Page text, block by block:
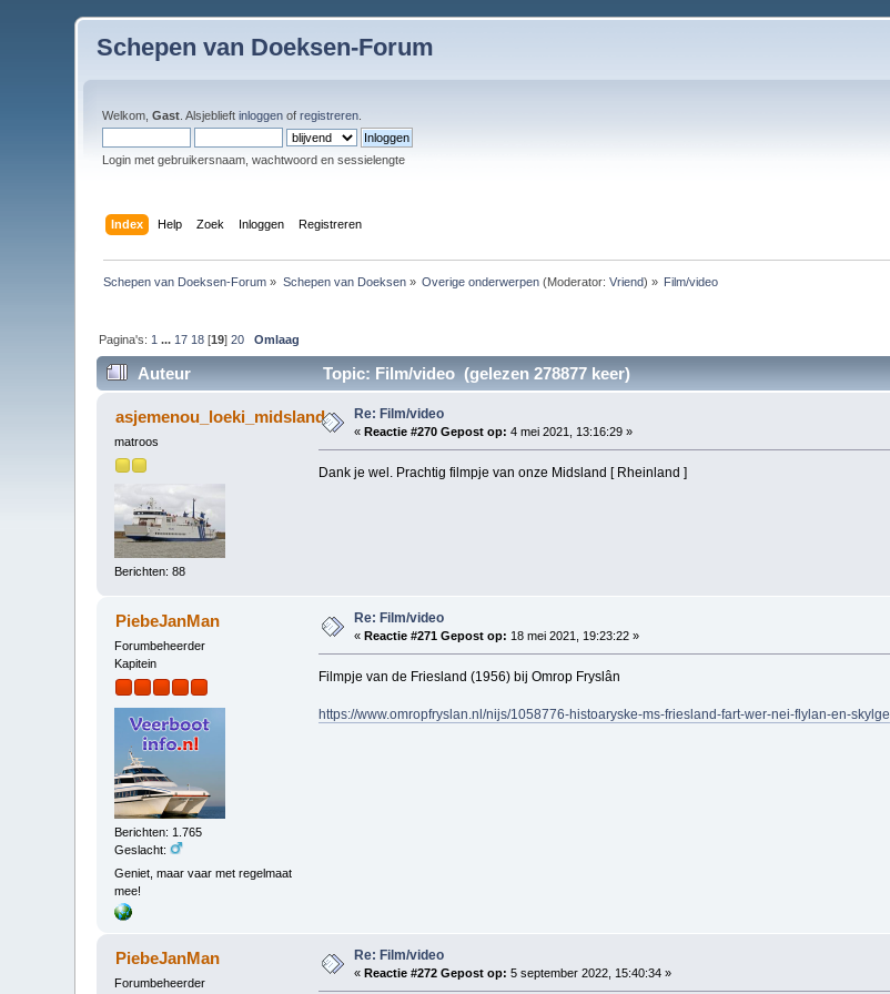
Schepen van Doeksen-Forum
Welkom,Gast . Alsjeblieftinloggen ofregistreren
Login met gebruikersnaam, wachtwoord en sessielengte
Index Help Zoek Inloggen Registreren
Schepen van Doeksen-Forum » Schepen van Doeksen» Overige onderwerpen (Moderator:Vriend) » Film/video
Pagina's: 1 ... 17 18 [19]20 Omlaag
Auteur Topic: Film/video (gelezen 278877 keer)
asjemenou_loeki_midsland
matroos
Berichten: 88
Re: Film/video
« Reactie #270 Gepost op: 4 mei 2021, 13:16:29 »
Dank je wel. Prachtig filmpje van onze Midsland [ Rheinland ]
PiebeJanMan
Forumbeheerder
Kapitein
Berichten: 1.765
Geslacht:
Geniet, maar vaar met regelmaat
mee!
Re: Film/video
«Reactie #271 Gepost op: 18 mei 2021, 19:23:22 »
Filmpje van de Friesland (1956) bij Omrop Fryslân
https://www.omropfryslan.nl/nijs/1058776-histoaryske-ms-friesland-fart-wer-nei-flylan-en-skylge
PiebeJanMan
Forumbeheerder
Re: Film/video
«Reactie #272 Gepost op: 5 september 2022, 15:40:34 »